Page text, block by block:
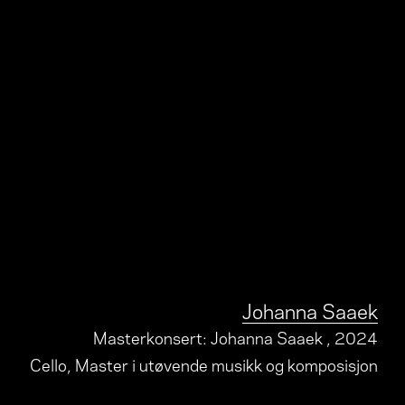
Johanna Saaek
Masterkonsert: Johanna Saaek , 2024
Cello, Master i utøvende musikk og komposisjon